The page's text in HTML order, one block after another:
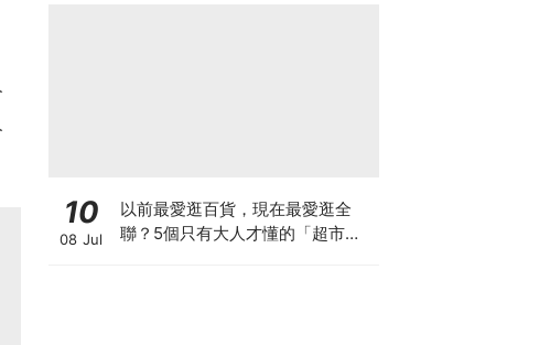
10
08 Jul
以前最愛逛百貨，現在最愛逛全
聯？5個只有大人才懂的「超市快